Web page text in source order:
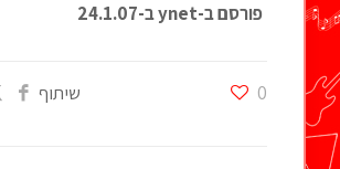
פורסם ב-ynet ב-24.1.07
שיתוף 0